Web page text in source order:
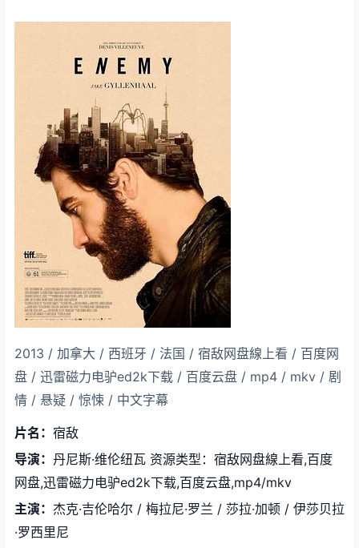
2013 / 加拿大 / 西班牙 / 法国 / 宿敌网盘線上看 / 百度网
盘 / 迅雷磁力电驴ed2k下载 / 百度云盘 / mp4 / mkv / 剧
情 / 悬疑 / 惊悚 / 中文字幕
片名： 宿敌
导演： 丹尼斯·维伦纽瓦 资源类型：宿敌网盘線上看,百度
网盘,迅雷磁力电驴ed2k下载,百度云盘,mp4/mkv
主演： 杰克·吉伦哈尔 / 梅拉尼·罗兰 / 莎拉·加顿 / 伊莎贝拉
·罗西里尼